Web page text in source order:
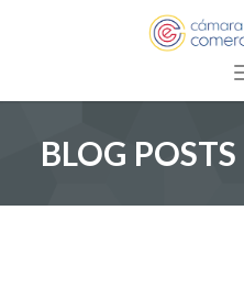
BLOG POSTS